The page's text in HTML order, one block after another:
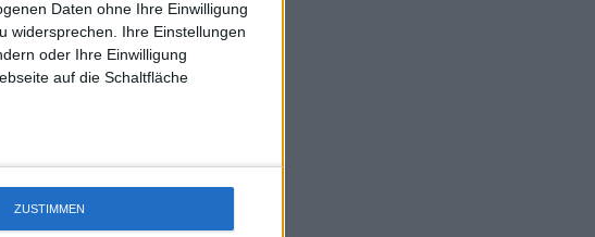
Daten ohne Ihre Einwilligung
widersprechen. Ihre Einstellungen
oder Ihre Einwilligung
auf die Schaltfläche
ZUSTIMMEN
uss J-L-Struff wahrscheinlich morge 3 Spiele absolvieren (2.
mal Einzel 1x Doppel) dank der hervorragenden Unterstützung
des Kommentators für F-A-A